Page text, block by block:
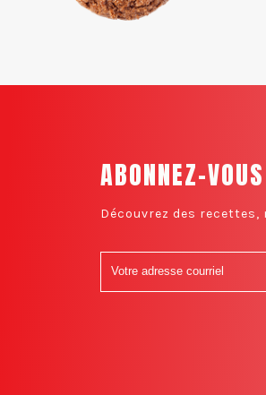
ABONNEZ-
Découvrez des recettes,